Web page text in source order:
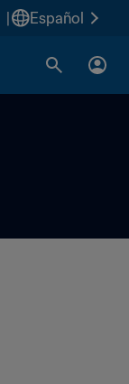
Español